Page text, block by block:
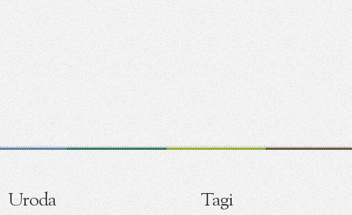
Uroda
Tagi